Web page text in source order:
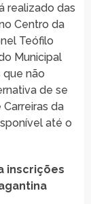
realizado das
Centro da
Teófilo
Municipal
que não
de se
da
até o
inscrições